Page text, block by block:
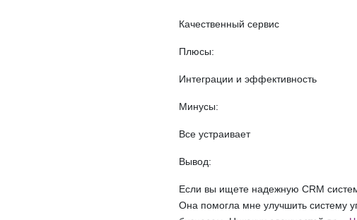
Качественный сервис
Плюсы:
Интеграции и эффективность
Минусы:
Все устраивает
Вывод:
Если вы ищете надежную CRM
Она помогла мне улучшить систему